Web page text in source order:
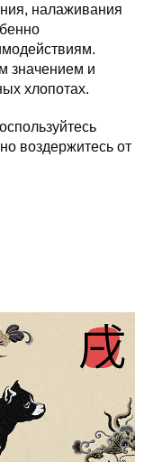
налаживания
значением и
хлопотах.
воздержитесь от